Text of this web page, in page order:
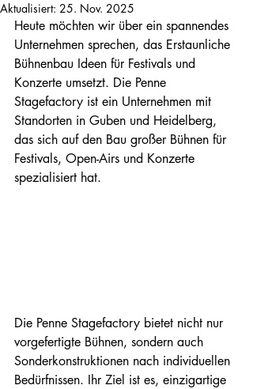
Aktualisiert: 25. Nov. 2025
Heute möchten wir über ein spannendes
Unternehmen sprechen, das Erstaunliche
Bühnenbau Ideen für Festivals und
Konzerte umsetzt. Die Penne
Stagefactory ist ein Unternehmen mit
Standorten in Guben und Heidelberg,
das sich auf den Bau großer Bühnen für
Festivals, Open-Airs und Konzerte
spezialisiert hat.
Die Penne Stagefactory bietet nicht nur
vorgefertigte Bühnen, sondern auch
Sonderkonstruktionen nach individuellen
Bedürfnissen. Ihr Ziel ist es, einzigartige